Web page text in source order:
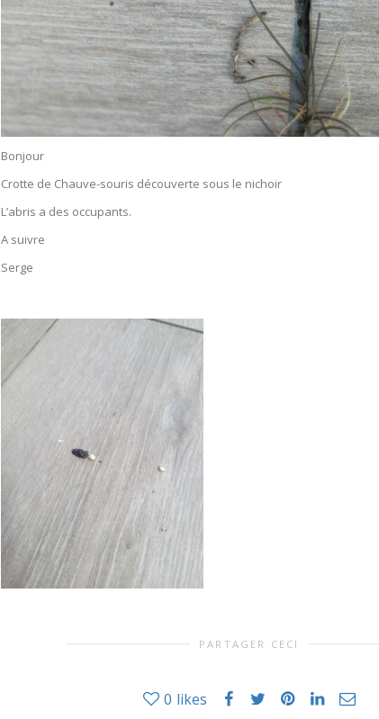
Bonjour
Crotte de Chauve-souris découverte sous le nichoir
L’abris a des occupants.
A suivre
Serge
PARTAGER CECI
0 likes